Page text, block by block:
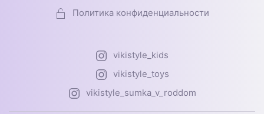
Политика конфиденциальности
vikistyle_kids
vikistyle_toys
vikistyle_sumka_v_roddom